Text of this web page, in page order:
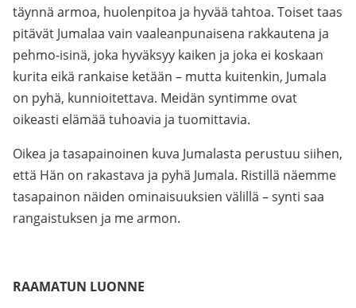
täynnä armoa, huolenpitoa ja hyvää tahtoa. Toiset taas
pitävät Jumalaa vain vaaleanpunaisena rakkautena ja
pehmo-isinä, joka hyväksyy kaiken ja joka ei koskaan
kurita eikä rankaise ketään – mutta kuitenkin, Jumala
on pyhä, kunnioitettava. Meidän syntimme ovat
oikeasti elämää tuhoavia ja tuomittavia.
Oikea ja tasapainoinen kuva Jumalasta perustuu siihen,
että Hän on rakastava ja pyhä Jumala. Ristillä näemme
tasapainon näiden ominaisuuksien välillä – synti saa
rangaistuksen ja me armon.
RAAMATUN LUONNE